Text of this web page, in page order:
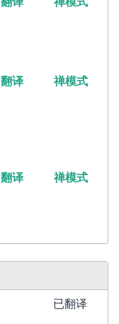
翻译 禅模式
翻译 禅模式
已翻译